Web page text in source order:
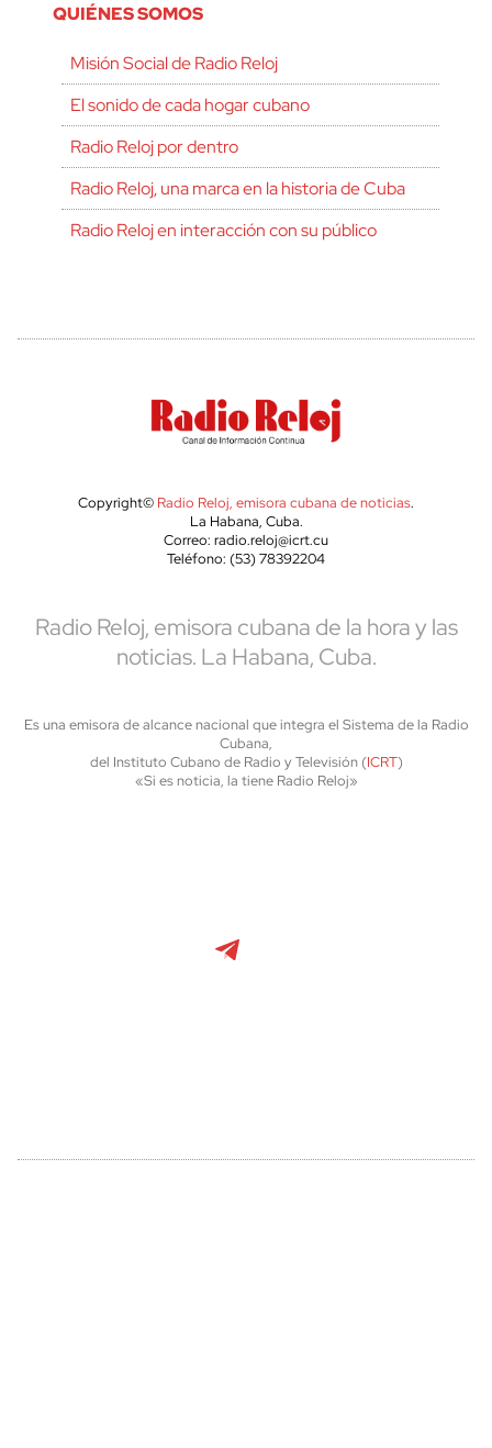
QUIÉNES SOMOS
Misión Social de Radio Reloj
El sonido de cada hogar cubano
Radio Reloj por dentro
Radio Reloj, una marca en la historia de Cuba
Radio Reloj en interacción con su público
Copyright© Radio Reloj, emisora cubana de noticias.
La Habana, Cuba.
Correo: radio.reloj@icrt.cu
Teléfono: (53) 78392204
Radio Reloj, emisora cubana de la hora y las
noticias. La Habana, Cuba.
Es una emisora de alcance nacional que integra el Sistema de la Radio
Cubana,
del Instituto Cubano de Radio y Televisión (ICRT)
«Si es noticia, la tiene Radio Reloj»